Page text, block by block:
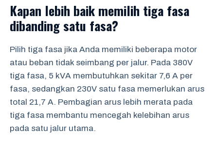
Kapan lebih baik memilih tiga fasa
dibanding satu fasa?
Pilih tiga fasa jika Anda memiliki beberapa motor
atau beban tidak seimbang per jalur. Pada 380V
tiga fasa, 5 kVA membutuhkan sekitar 7,6 A per
fasa, sedangkan 230V satu fasa memerlukan arus
total 21,7 A. Pembagian arus lebih merata pada
tiga fasa membantu mencegah kelebihan arus
pada satu jalur utama.